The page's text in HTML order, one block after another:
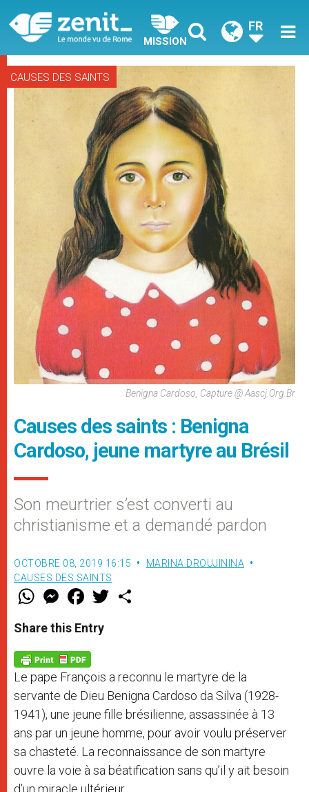
MISSION
FR
CAUSES DES SAINTS
Benigna Cardoso, Capture @ Aascj.org.br
Causes des saints : Benigna
Cardoso, jeune martyre au Brésil
Son meurtrier s’est converti au
christianisme et a demandé pardon
OCTOBRE 08, 2019 16:15
MARINA DROUJININA
CAUSES DES SAINTS
W
t
s
p
p
M
e
s
e
g
e
r
F
a
e
b
o
k
w
Share this Entry
Le pape François a reconnu le martyre de la
servante de Dieu Benigna Cardoso da Silva (1928-
1941), une jeune fille brésilienne, assassinée à 13
ans par un jeune homme, pour avoir voulu préserver
sa chasteté. La reconnaissance de son martyre
ouvre la voie à sa béatification sans qu’il y ait besoin
d’un miracle ultérieur.